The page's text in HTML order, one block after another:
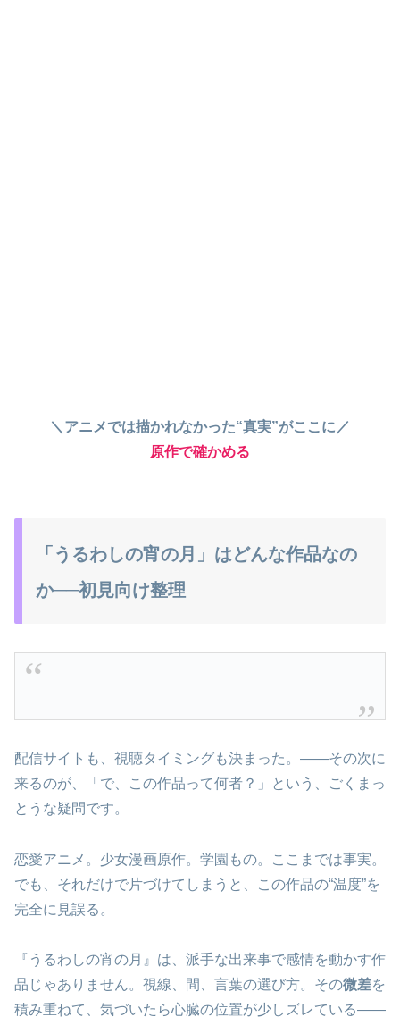
＼アニメでは描かれなかった“真実”がここに／
原作で確かめる
「うるわしの宵の月」はどんな作品なの
か──初見向け整理
配信サイトも、視聴タイミングも決まった。――その次に
来るのが、「で、この作品って何者？」という、ごくまっ
とうな疑問です。
恋愛アニメ。少女漫画原作。学園もの。ここまでは事実。
でも、それだけで片づけてしまうと、この作品の“温度”を
完全に見誤る。
『うるわしの宵の月』は、派手な出来事で感情を動かす作
品じゃありません。視線、間、言葉の選び方。その微差を
積み重ねて、気づいたら心臓の位置が少しズレている――